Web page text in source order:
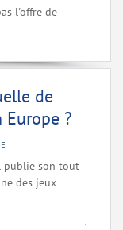
l'offre de
de
?
publie son tout
des jeux